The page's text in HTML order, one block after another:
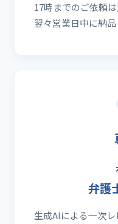
17時までのご依頼
翌々営業日中に納品
弁護
生成AIによる一次